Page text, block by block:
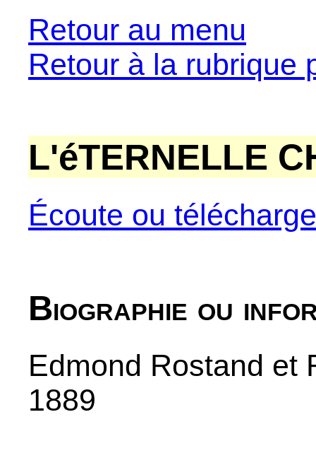
Retour au menu
Retour à la rubrique
L'éTERNELLE
Écoute ou
Biographie ou
Edmond Rostand et
1889